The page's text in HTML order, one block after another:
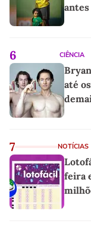
6 CIÊNCIA
até
7 NOTÍCIAS
feira